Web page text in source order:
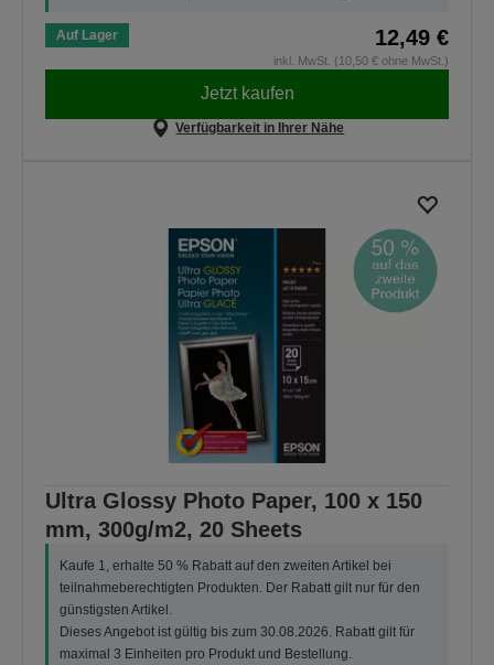
Auf Lager 12,49 €
inkl. MwSt. (10,50 € ohne MwSt.)
Jetzt kaufen
Verfügbarkeit in Ihrer Nähe
Ultra Glossy Photo Paper, 100 x 150
mm, 300g/m2, 20 Sheets
Kaufe 1, erhalte 50 % Rabatt auf den zweiten Artikel bei
teilnahmeberechtigten Produkten. Der Rabatt gilt nur für den
günstigsten Artikel.
Dieses Angebot ist gültig bis zum 30.08.2026. Rabatt gilt für
maximal 3 Einheiten pro Produkt und Bestellung.